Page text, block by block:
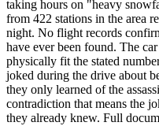
taking hours on "heavy
from 422 stations in the area
night. No flight records
have ever been found. The
physically fit the stated
joked during the drive about
they only learned of the
contradiction that means the
they already knew. Full